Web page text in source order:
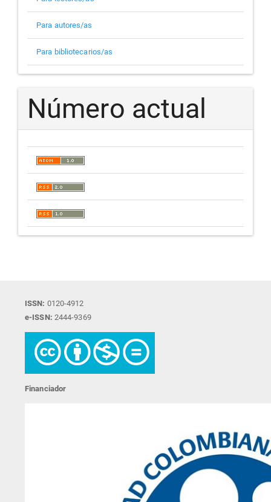
Para autores/as
Para bibliotecarios/as
Número actual
ISSN: 0120-4912
e-ISSN: 2444-9369
Financiador